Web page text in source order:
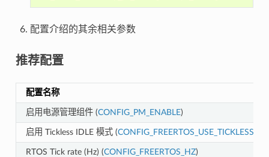
配置介绍的其余相关参数
推荐配置
配置名称
启用电源管理组件 (CONFIG_PM_ENABLE)
启用 Tickless IDLE 模式 (
RTOS Tick rate (Hz) (CONFIG_FREERTOS_HZ)